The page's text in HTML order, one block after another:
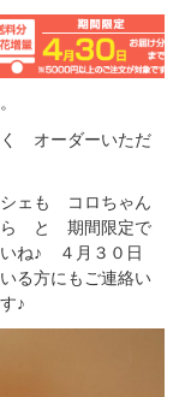
オーダーいただ
ェも コロちゃん
ら と 期間限定で
ね♪ ４月３０日
る方にもご連絡い
♪